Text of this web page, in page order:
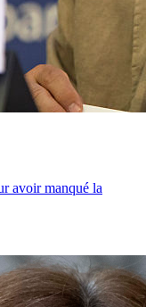
avoir manqué la